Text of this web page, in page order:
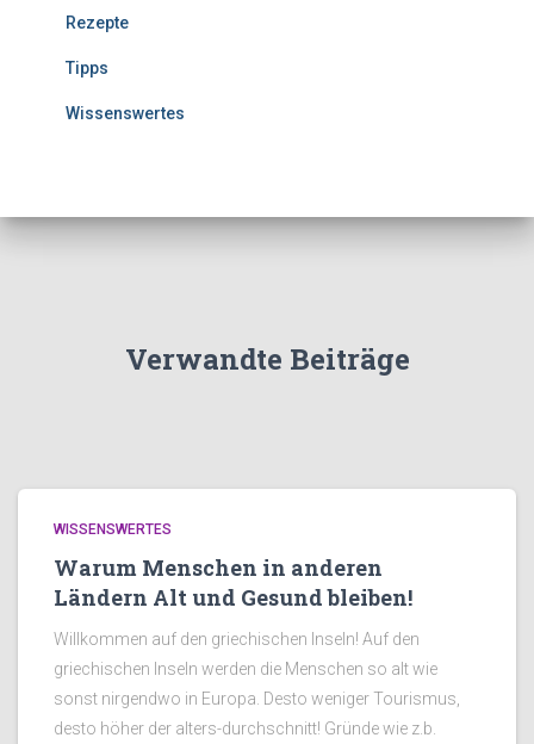
Rezepte
Tipps
Wissenswertes
Verwandte Beiträge
WISSENSWERTES
Warum Menschen in anderen
Ländern Alt und Gesund bleiben!
Willkommen auf den griechischen Inseln! Auf den
griechischen Inseln werden die Menschen so alt wie
sonst nirgendwo in Europa. Desto weniger Tourismus,
desto höher der alters-durchschnitt! Gründe wie z.b.